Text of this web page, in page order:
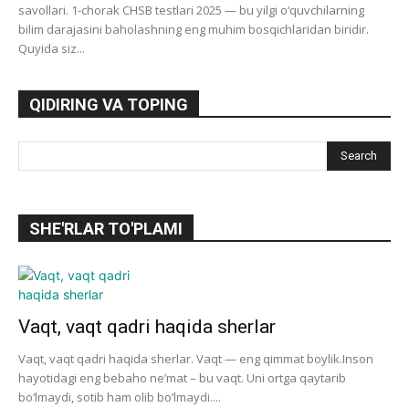
savollari. 1-chorak CHSB testlari 2025 — bu yilgi o‘quvchilarning
bilim darajasini baholashning eng muhim bosqichlaridan biridir.
Quyida siz...
QIDIRING VA TOPING
SHE'RLAR TO'PLAMI
Vaqt, vaqt qadri haqida sherlar
Vaqt, vaqt qadri haqida sherlar. Vaqt — eng qimmat boylik.Inson
hayotidagi eng bebaho ne’mat – bu vaqt. Uni ortga qaytarib
bo‘lmaydi, sotib ham olib bo‘lmaydi....